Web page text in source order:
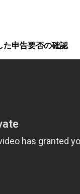
た申告要否の確認